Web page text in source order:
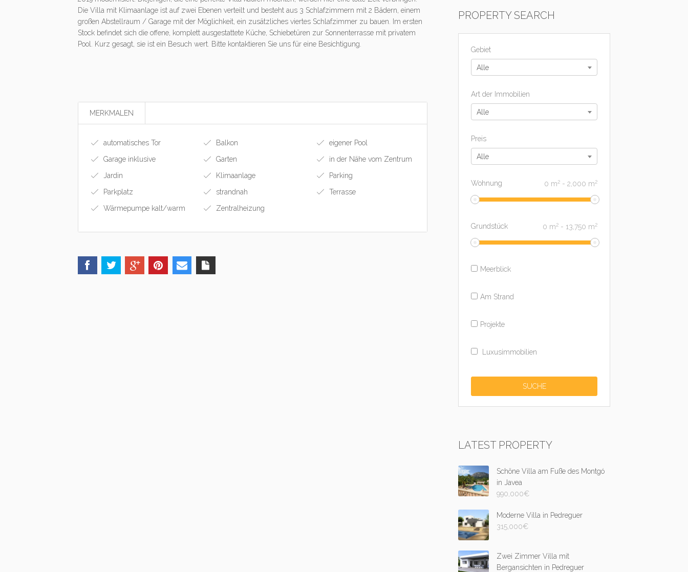
Die Villa mit Klimaanlage ist auf zwei Ebenen verteilt und besteht aus 3 Schlafzimmern mit 2 Bädern, einem
großen Abstellraum / Garage mit der Möglichkeit, ein zusätzliches viertes Schlafzimmer zu bauen. Im ersten
Stock befindet sich die offene, komplett ausgestattete Küche, Schiebetüren zur Sonnenterrasse mit privatem
Pool. Kurz gesagt, sie ist ein Besuch wert. Bitte kontaktieren Sie uns für eine Besichtigung.
MERKMALEN
automatisches Tor Balkon
eigener Pool
Garage inklusive
Garten
in der Nähe vom Zentrum
Jardin
Klimaanlage
Parking
Parkplatz
strandnah
Terrasse
Wärmepumpe kalt/warm
Zentralheizung
PROPERTY SEARCH
Gebiet
Alle
Art der Immobilien
Alle
Preis
Alle
Wohnung 0 m2 - 2,000 m2
Grundstück 0 m2 - 13,750 m2
Meerblick
Am Strand
Projekte
Luxusimmobilien
LATEST PROPERTY
Schöne Villa am Fuße des Montgó
in Javea
990,000€
Moderne Villa in Pedreguer
315,000€
Zwei Zimmer Villa mit
Bergansichten in Pedreguer